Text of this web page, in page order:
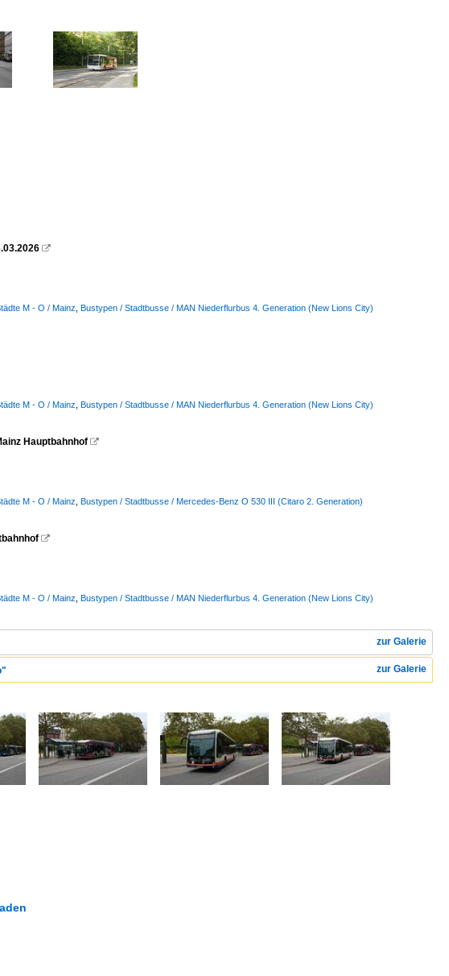

M - O / Mainz Bustypen / Stadtbusse / MAN Niederflurbus 4. Generation (New Lions City)
M - O / Mainz Bustypen / Stadtbusse / MAN Niederflurbus 4. Generation (New Lions City)
Hauptbahnhof 
M - O / Mainz Bustypen / Stadtbusse / Mercedes-Benz O 530 III (Citaro 2. Generation)

M - O / Mainz Bustypen / Stadtbusse / MAN Niederflurbus 4. Generation (New Lions City)
zur Galerie
zur Galerie